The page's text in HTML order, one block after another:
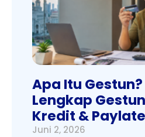
Apa Itu
Lengkap
Kredit &
Juni 2, 2026